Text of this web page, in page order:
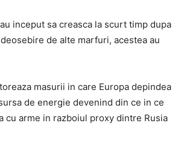
inceput sa creasca la scurt timp dupa
de alte marfuri, acestea au
masurii in care Europa depindea
de energie devenind din ce in ce
cu arme in razboiul proxy dintre Rusia